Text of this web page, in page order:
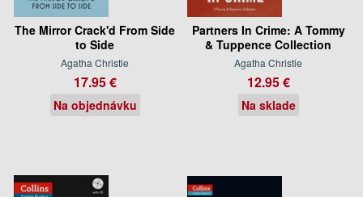
The Mirror Crack'd From Side
to Side
Agatha Christie
17.95 €
Na objednávku
Partners In Crime: A Tommy
& Tuppence Collection
Agatha Christie
12.95 €
Na sklade